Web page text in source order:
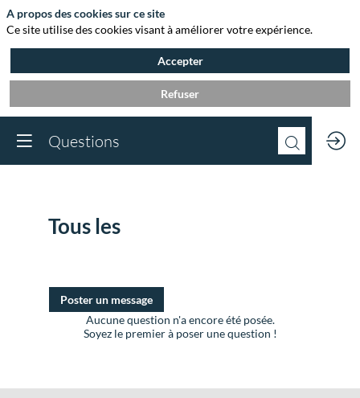
Questions
Tous les
Poster un message
Aucune question n'a encore été posée.
Soyez le premier à poser une question !
A propos des cookies sur ce site
Ce site utilise des cookies visant à améliorer votre expérience.
Accepter
Refuser